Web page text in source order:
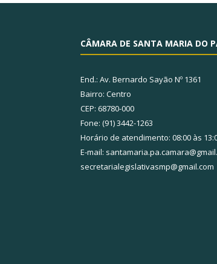
CÂMARA DE SANTA MARIA DO
End.: Av. Bernardo Sayão Nº 1361
Bairro: Centro
CEP: 68780-000
Fone: (91) 3442-1263
Horário de atendimento: 08:00 às
E-mail:
secretarialegislativasmp@gmail.com